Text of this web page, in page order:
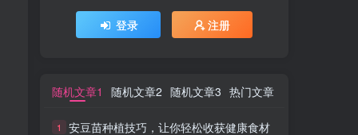
登录 注册
随机文章1 随机文章2 随机文章3 热门文章
1 安豆苗种植技巧，让你轻松收获健康食材
登录 注册
随机文章1 随机文章2 随机文章3 热门文章
1 安豆苗种植技巧，让你轻松收获健康食材